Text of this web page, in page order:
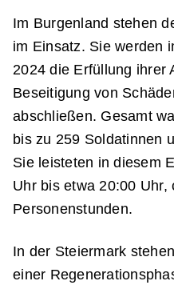
Im Burgenland stehen
im Einsatz. Sie werden
2024 die Erfüllung ihrer
Beseitigung von
abschließen. Gesamt
bis zu 259 Soldatinnen
Sie leisteten in diesem
Uhr bis etwa 20:00 Uhr,
Personenstunden.
In der Steiermark
einer